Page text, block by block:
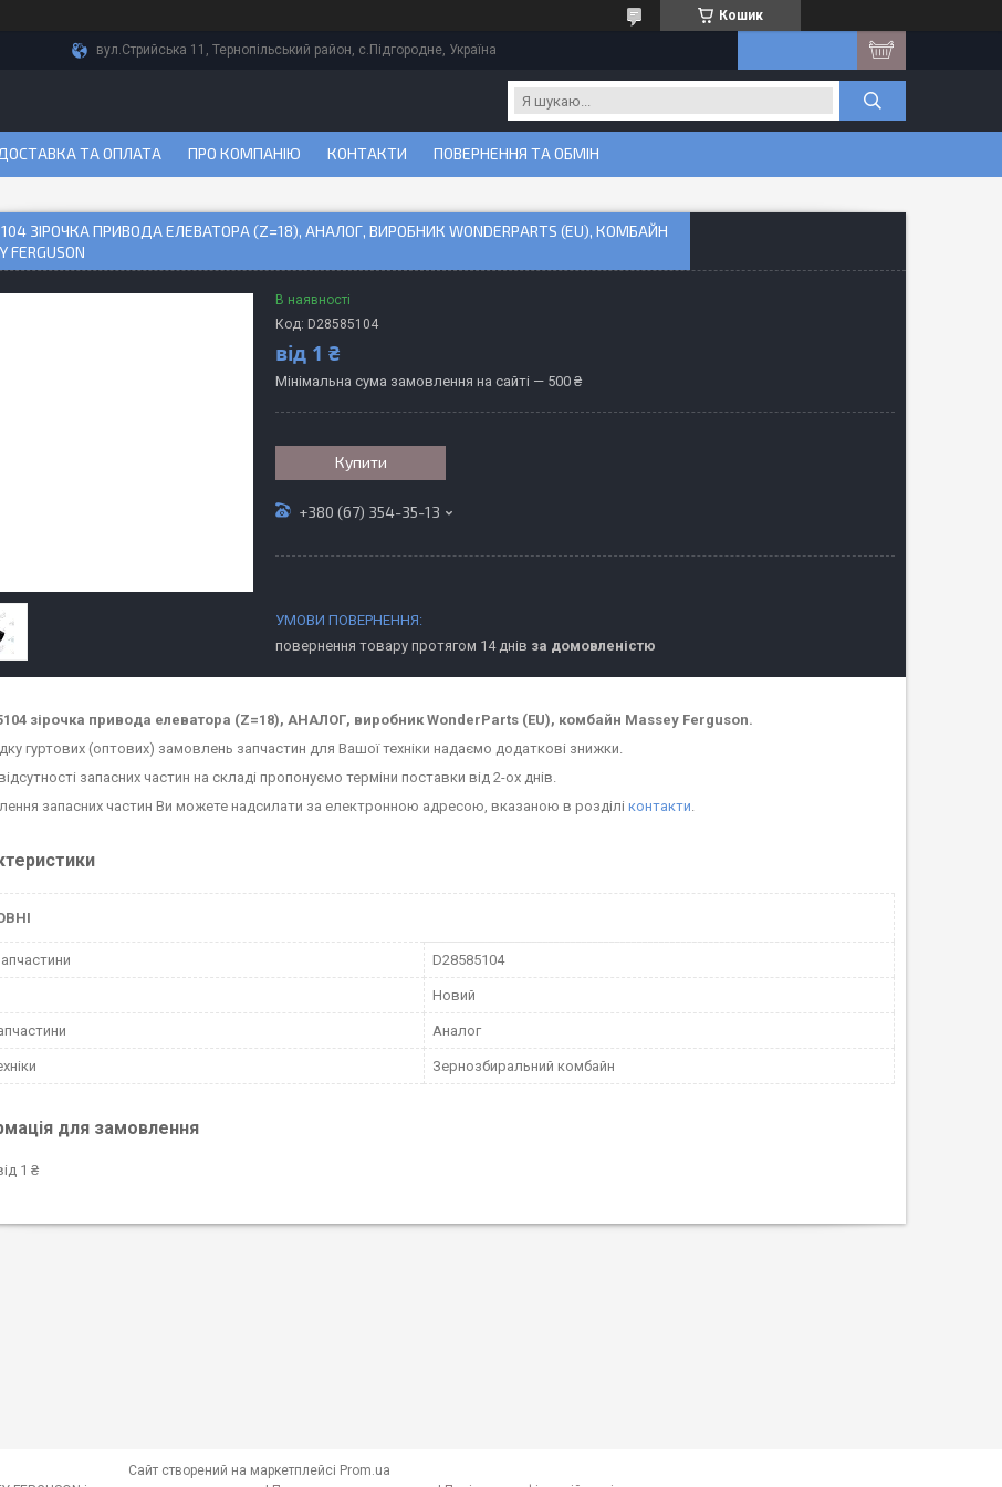
Кошик
вул.Стрийська 11, Тернопільський район, с.Підгородне, Україна
ТА ОПЛАТА ПРО КОМПАНІЮ КОНТАКТИ ПОВЕРНЕННЯ ТА ОБМІН
ЗІРОЧКА ПРИВОДА ЕЛЕВАТОРА (Z=18), АНАЛОГ, ВИРОБНИК WONDERPARTS (EU), КОМБАЙН
FERGUSON
В наявності
Код: D28585104
від 1 ₴
Мінімальна сума замовлення на сайті — 500 ₴
Купити
+380 (67) 354-35-13
повернення товару протягом 14 днів за домовленістю
зірочка привода елеватора (Z=18), АНАЛОГ, виробник WonderParts (EU), комбайн Massey Ferguson.
гуртових (оптових) замовлень запчастин для Вашої техніки надаємо додаткові знижки.
запасних частин на складі пропонуємо терміни поставки від 2-ох днів.
запасних частин Ви можете надсилати за електронною адресою, вказаною в розділі контакти
D28585104
Новий
Аналог
Зернозбиральний комбайн
для замовлення
1 ₴
Сайт створений на маркетплейсі Prom.ua